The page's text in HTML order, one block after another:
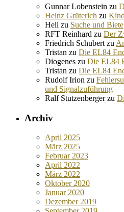
Gunnar Lobenstein zu
Heinz Grüterich zu
Heli zu Suche und Biete
RFT Reinhard zu Der
Friedrich Schubert zu
Tristan zu Die EL84
Diogenes zu Die EL84
Tristan zu Die EL84
Rudolf Irion zu
und Signalzuführung
Ralf Stutzenbergerzu
Archiv
April 2025
März 2025
Februar 2023
April 2022
März 2022
Oktober 2020
Januar 2020
Dezember 2019